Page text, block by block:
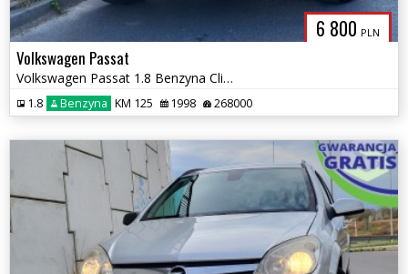
6 800 PLN
Volkswagen Passat
Volkswagen Passat 1.8 Benzyna Climatronic Zarejestrowany ZAMIANA!
1.8 Benzyna KM 125 1998 268000